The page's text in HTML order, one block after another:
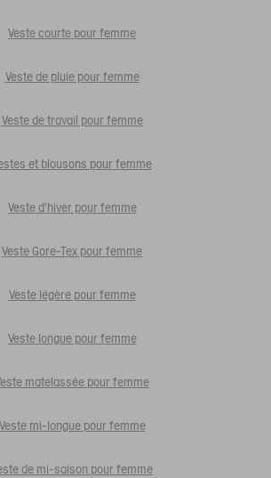
Veste courte pour femme
Veste de pluie pour femme
Veste de travail pour femme
et blousons pour femme
Veste d'hiver pour femme
Veste Gore-Tex pour femme
Veste légère pour femme
Veste longue pour femme
matelassée pour femme
Veste mi-longue pour femme
de mi-saison pour femme